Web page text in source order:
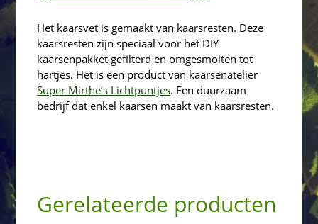
Het kaarsvet is gemaakt van kaarsresten. Deze
kaarsresten zijn speciaal voor het DIY
kaarsenpakket gefilterd en omgesmolten tot
hartjes. Het is een product van kaarsenatelier
Super Mirthe’s Lichtpuntjes. Een duurzaam
bedrijf dat enkel kaarsen maakt van kaarsresten.
Gerelateerde producten